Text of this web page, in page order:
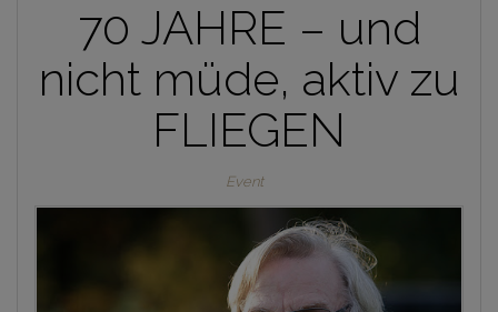
70 JAHRE – und
nicht müde, aktiv zu
FLIEGEN
Event